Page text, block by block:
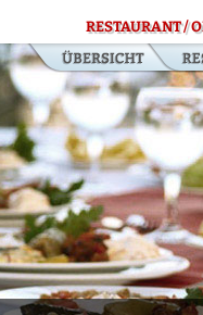
RESTAURANT /